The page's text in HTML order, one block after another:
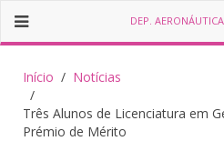
DEP.
Início Notícias
Três Alunos de Licenciatura em
Prémio de Mérito